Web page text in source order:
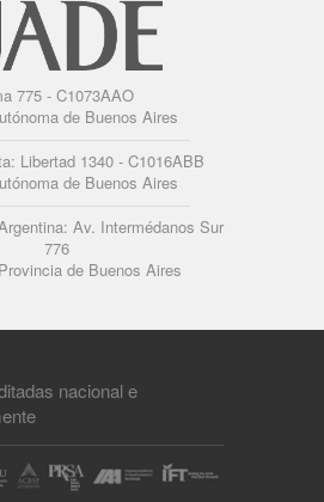
775 - C1073AAO
de Buenos Aires
Libertad 1340 - C1016ABB
de Buenos Aires
Av. Intermédanos Sur
776
de Buenos Aires
nacional e